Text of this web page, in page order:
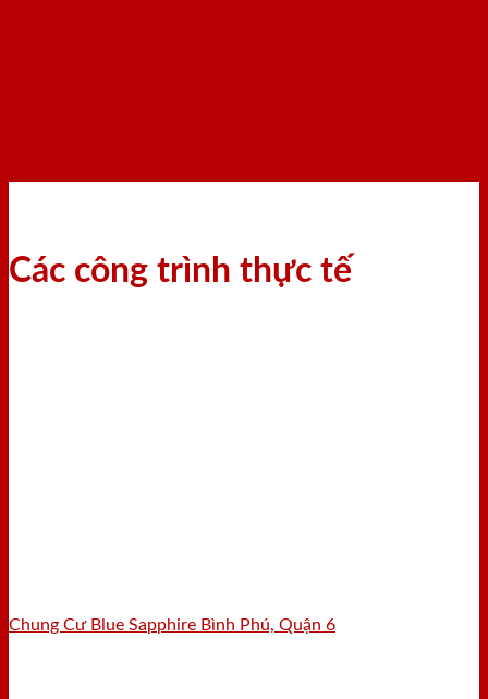
Các công trình thực tế
Chung Cư Blue Sapphire Bình Phú, Quận 6